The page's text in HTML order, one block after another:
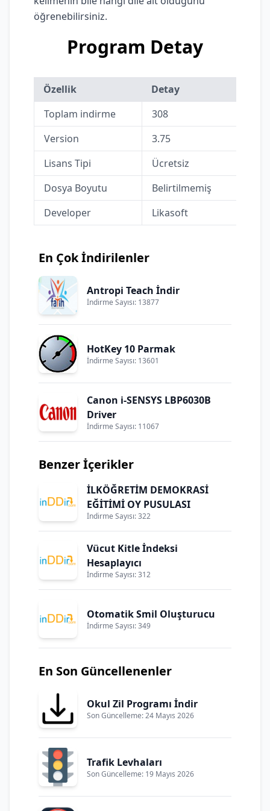
öğrenebilirsiniz.
Program Detay
Özellik
Detay
Toplam indirme
308
Version
3.75
Lisans Tipi
Ücretsiz
Dosya Boyutu
Belirtilmemiş
Developer
Likasoft
En Çok İndirilenler
Antropi Teach İndir
İndirme Sayısı: 13877
HotKey 10 Parmak
İndirme Sayısı: 13601
Canon i-SENSYS LBP6030B
Driver
İndirme Sayısı: 11067
Benzer İçerikler
İLKÖĞRETİM DEMOKRASİ
EĞİTİMİ OY PUSULASI
İndirme Sayısı: 322
Vücut Kitle İndeksi
Hesaplayıcı
İndirme Sayısı: 312
Otomatik Smil Oluşturucu
İndirme Sayısı: 349
En Son Güncellenenler
Okul Zil Programı İndir
Son Güncelleme: 24 Mayıs 2026
Trafik Levhaları
Son Güncelleme: 19 Mayıs 2026